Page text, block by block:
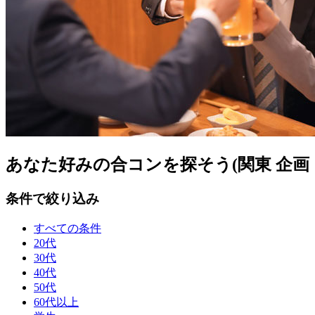
あなた好みの合コンを探そう(関東 企画
条件で絞り込み
すべての条件
20代
30代
40代
50代
60代以上